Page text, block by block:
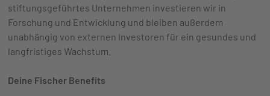
stiftungsgeführtes Unternehmen investieren wir in
Forschung und Entwicklung und bleiben außerdem
unabhängig von externen Investoren für ein gesundes und
langfristiges Wachstum.
Deine Fischer Benefits